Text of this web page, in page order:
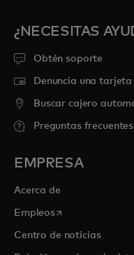
¿NECESITAS
Obtén soporte
Denuncia una
Buscar cajero
Preguntas frecuentes
EMPRESA
Acerca de
Empleosse abre en una
Centro de noticias